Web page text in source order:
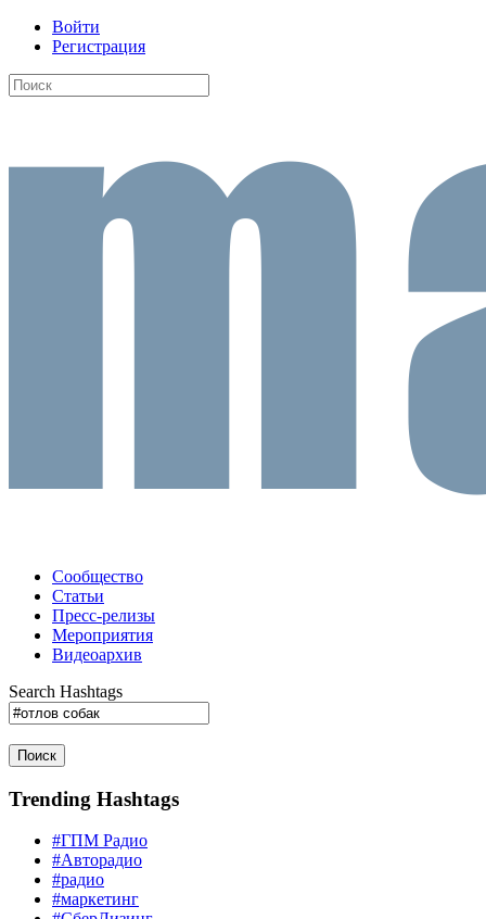
Войти
Регистрация
Сообщество
Статьи
Пресс-релизы
Мероприятия
Видеоархив
Search Hashtags
Поиск
Trending Hashtags
#ГПМ Радио
#Авторадио
#радио
#маркетинг